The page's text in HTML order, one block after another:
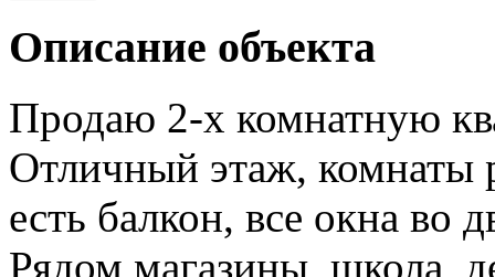
Описание объекта
Продаю 2-х комнатную
Отличный этаж, комнаты
есть балкон, все окна во
Рядом магазины, школа,